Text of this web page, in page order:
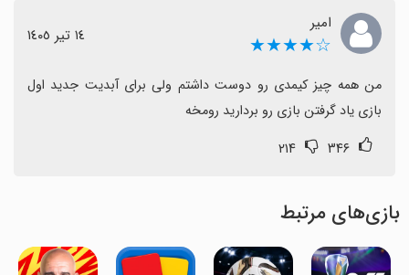
امیر
☆★★★★ ١٤ تیر ١٤٠٥
بازی یاد گرفتن بازی رو بردارید رومخه
۳۴۶ ۲۱۴
بازی‌های مرتبط